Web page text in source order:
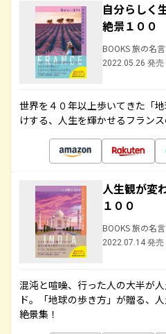
自分らしく
絶景１００
BOOKS 旅の名
2022.05.26 発売
世界を４０年以上歩いてきた「
けする、人生を輝かせるフラン
人生観が変
１００
BOOKS 旅の名
2022.07.14 発売
混沌と喧噪、行った人の大半が
ド。「地球の歩き方」が贈る、
絶景集！